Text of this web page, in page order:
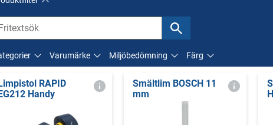
Varumärke Miljöbedömning Färg
RAPID
Handy
Smältlim BOSCH 11
mm